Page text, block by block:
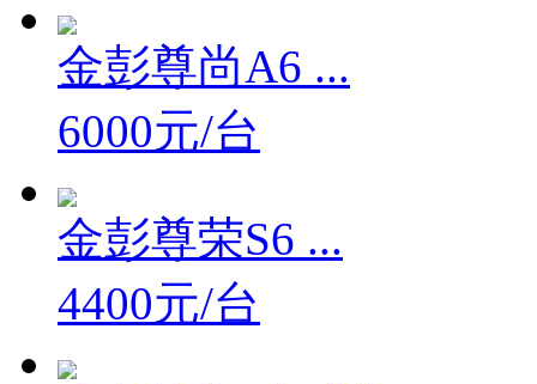
金彭尊尚A6 ...
6000元/台
金彭尊荣S6 ...
4400元/台